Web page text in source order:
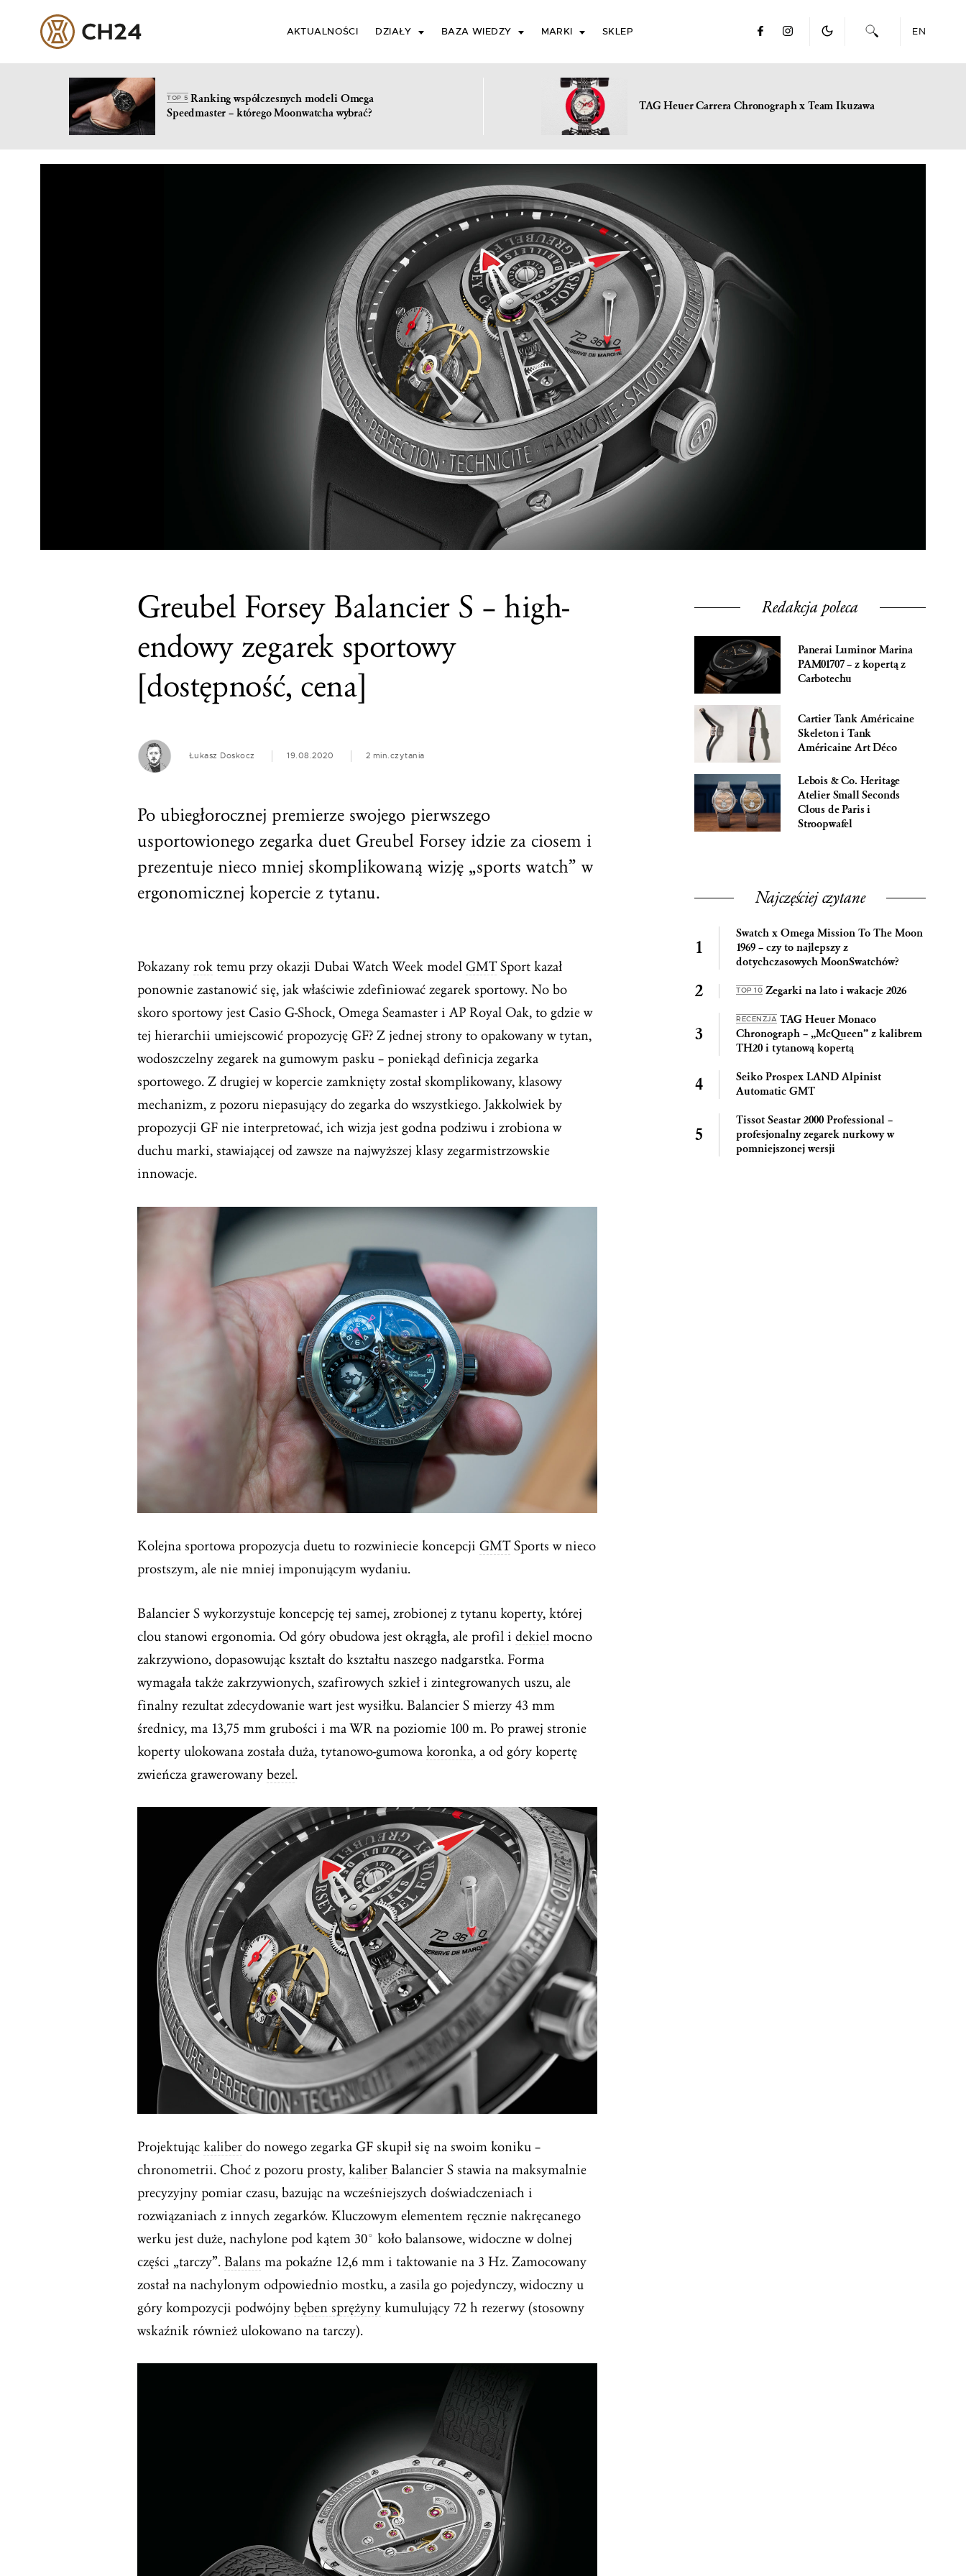
AKTUALNOŚCI DZIAŁY BAZA WIEDZY MARKI SKLEP EN
TOP 5Ranking współczesnych modeli Omega
Speedmaster – którego Moonwatcha wybrać?
TAG Heuer Carrera Chronograph x Team Ikuzawa
Greubel Forsey Balancier S – high-
endowy zegarek sportowy
[dostępność, cena]
Łukasz Doskocz 19.08.2020 2 min.czytania
Po ubiegłorocznej premierze swojego pierwszego
usportowionego zegarka duet Greubel Forsey idzie za ciosem i
prezentuje nieco mniej skomplikowaną wizję „sports watch” w
ergonomicznej kopercie z tytanu.
Pokazany rok temu przy okazji Dubai Watch Week model GMTSport kazał
ponownie zastanowić się, jak właściwie zdefiniować zegarek sportowy. No bo
skoro sportowy jest Casio G-Shock, Omega Seamaster i AP Royal Oak, to gdzie w
tej hierarchii umiejscowić propozycję GF? Z jednej strony to opakowany w tytan,
wodoszczelny zegarek na gumowym pasku – poniekąd definicja zegarka
sportowego. Z drugiej w kopercie zamknięty został skomplikowany, klasowy
mechanizm, z pozoru niepasujący do zegarka do wszystkiego. Jakkolwiek by
propozycji GF nie interpretować, ich wizja jest godna podziwu i zrobiona w
duchu marki, stawiającej od zawsze na najwyższej klasy zegarmistrzowskie
innowacje.
Kolejna sportowa propozycja duetu to rozwiniecie koncepcji GMTSports w nieco
prostszym, ale nie mniej imponującym wydaniu.
Balancier S wykorzystuje koncepcję tej samej, zrobionej z tytanu koperty, której
clou stanowi ergonomia. Od góry obudowa jest okrągła, ale profil i dekiel mocno
zakrzywiono, dopasowując kształt do kształtu naszego nadgarstka. Forma
wymagała także zakrzywionych, szafirowych szkieł i zintegrowanych uszu, ale
finalny rezultat zdecydowanie wart jest wysiłku. Balancier S mierzy 43 mm
średnicy, ma 13,75 mm grubości i ma WR na poziomie 100 m. Po prawej stronie
koperty ulokowana została duża, tytanowo-gumowa koronka, a od góry kopertę
zwieńcza grawerowany bezel.
Projektując kaliber do nowego zegarka GF skupił się na swoim koniku –
chronometrii. Choć z pozoru prosty, kaliber Balancier S stawia na maksymalnie
precyzyjny pomiar czasu, bazując na wcześniejszych doświadczeniach i
rozwiązaniach z innych zegarków. Kluczowym elementem ręcznie nakręcanego
werku jest duże, nachylone pod kątem 30° koło balansowe, widoczne w dolnej
części „tarczy”. Balans ma pokaźne 12,6 mm i taktowanie na 3 Hz. Zamocowany
został na nachylonym odpowiednio mostku, a zasila go pojedynczy, widoczny u
góry kompozycji podwójny bęben sprężyny kumulujący 72 h rezerwy (stosowny
wskaźnik również ulokowano na tarczy).
Redakcja poleca
Panerai Luminor Marina
PAM01707 – z kopertą z
Carbotechu
Cartier Tank Américaine
Skeleton i Tank
Américaine Art Déco
Lebois & Co. Heritage
Atelier Small Seconds
Clous de Paris i
Stroopwafel
Najczęściej czytane
Swatch x Omega Mission To The Moon
1969 – czy to najlepszy z
dotychczasowych MoonSwatchów?
TOP 10 Zegarki na lato i wakacje 2026
RECENZJA TAG Heuer Monaco
Chronograph – „McQueen” z kalibrem
TH20 i tytanową kopertą
Seiko Prospex LAND Alpinist
Automatic GMT
Tissot Seastar 2000 Professional –
profesjonalny zegarek nurkowy w
pomniejszonej wersji